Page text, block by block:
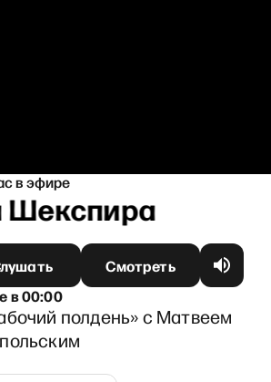
в эфире
Смотреть
в00:00
полдень» с Матвеем